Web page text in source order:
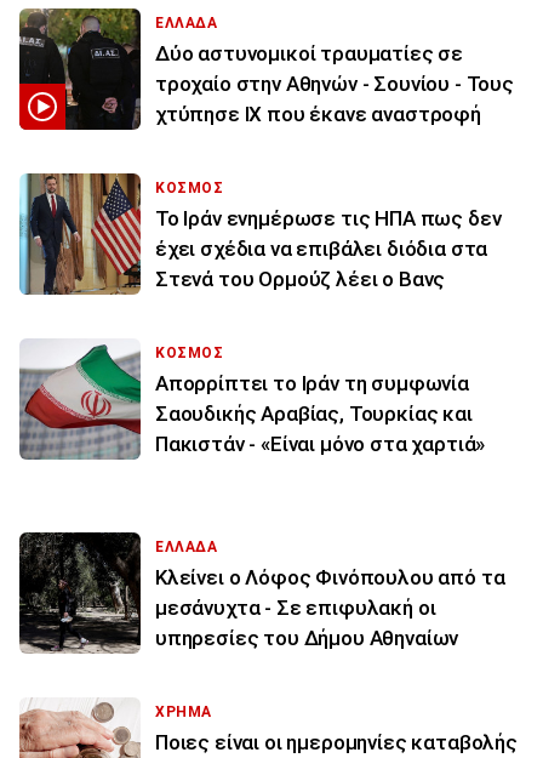
ΕΛΛΑΔΑ
Δύο αστυνομικοί τραυματίες σε
τροχαίο στην Αθηνών - Σουνίου - Τους
χτύπησε ΙΧ που έκανε αναστροφή
ΚΟΣΜΟΣ
To Ιράν ενημέρωσε τις ΗΠΑ πως δεν
έχει σχέδια να επιβάλει διόδια στα
Στενά του Ορμούζ λέει ο Βανς
ΚΟΣΜΟΣ
Απορρίπτει το Ιράν τη συμφωνία
Σαουδικής Αραβίας, Τουρκίας και
Πακιστάν - «Είναι μόνο στα χαρτιά»
ΕΛΛΑΔΑ
Κλείνει ο Λόφος Φινόπουλου από τα
μεσάνυχτα - Σε επιφυλακή οι
υπηρεσίες του Δήμου Αθηναίων
ΧΡΗΜΑ
Ποιες είναι οι ημερομηνίες καταβολής